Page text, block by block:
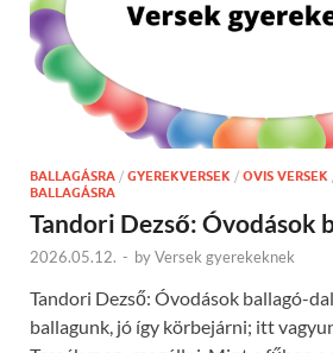
BALLAGÁSRA / GYEREKVERSEK / OVIS VERSEK
BALLAGÁSRA
Tandori Dezső: Óvodások
2026.05.12. - byVersek gyerekeknek
Tandori Dezső: Óvodások ballagó-
ballagunk, jó így körbejárni; itt